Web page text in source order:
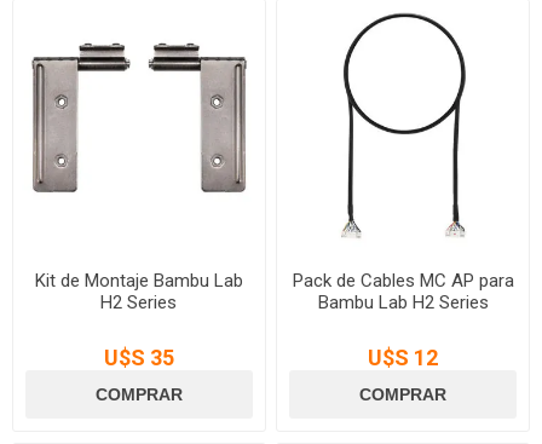
Kit de Montaje Bambu Lab
H2 Series
U$S 35
Pack de Cables MC AP para
Bambu Lab H2 Series
U$S 12